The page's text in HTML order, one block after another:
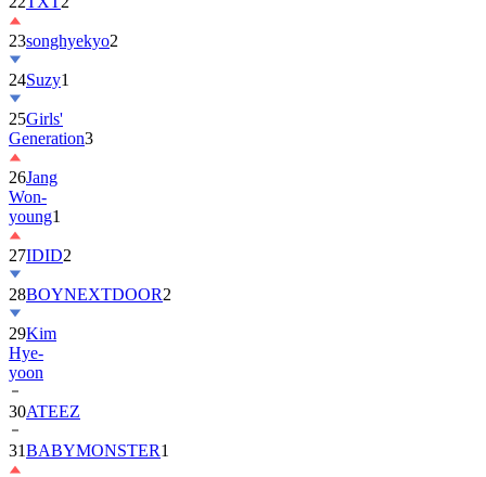
23songhyekyo2
24Suzy1
25Girls'
Generation3
26Jang
Won-
young1
27IDID2
28BOYNEXTDOOR2
29Kim
Hye-
yoon
30ATEEZ
31BABYMONSTER1